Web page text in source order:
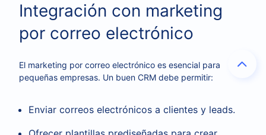
Integración con marketing
por correo electrónico
El marketing por correo electrónico es esencial para
pequeñas empresas. Un buen CRM debe permitir:
Enviar correos electrónicos a clientes y leads.